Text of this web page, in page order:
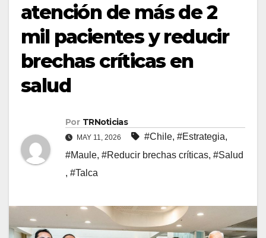
atención de más de 2
mil pacientes y reducir
brechas críticas en
salud
Por TRNoticias
MAY 11, 2026 #Chile, #Estrategia,
#Maule, #Reducir brechas críticas, #Salud
, #Talca